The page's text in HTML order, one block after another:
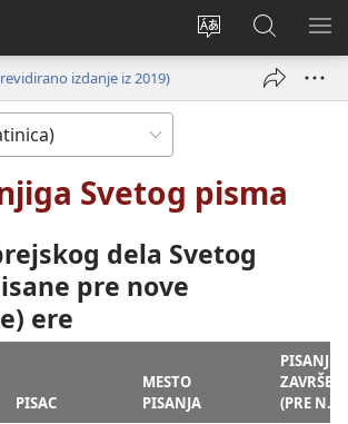
Promeni
Prijava
(otvara
Pretraga
sajta
JW.ORG
izdanje iz 2019)
Svetog pisma
dela Svetog
pre nove
ere
PISAC
MESTO
PISANJA
PISANJE
(PRE N.